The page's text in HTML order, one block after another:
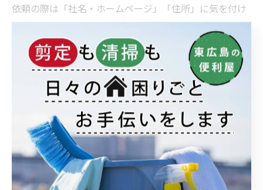
依頼の際は「社名・ホームページ」「住所」に気を付け
ましょう。
「おうちの御用聞き家工房 八本松店」では、おうちのこ
とでお困りの方のサポートをしています。
引っ越しのお手伝いや
草刈りなど、おうちのことは弊社
にお任せください。
< 前のページ 一覧に戻る 次のページ >